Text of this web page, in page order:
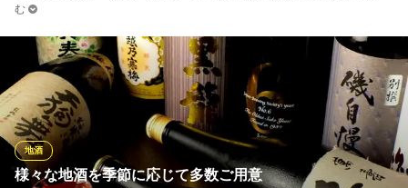
む
様々な地酒を季節に応じて多数ご用意
地酒